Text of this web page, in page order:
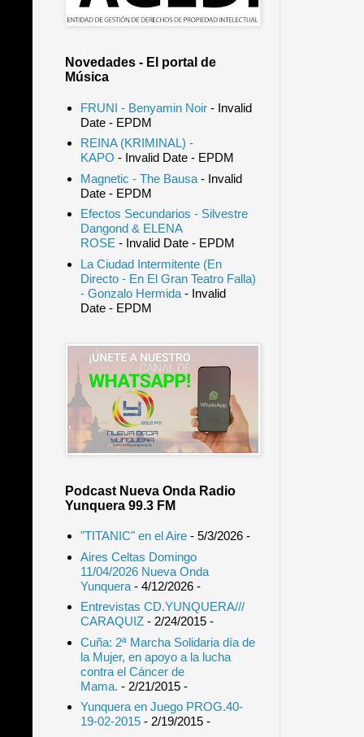
Novedades - El portal de
Música
FRUNI - Benyamin Noir- Invalid
Date- EPDM
REINA (KRIMINAL) -
KAPO - Invalid Date- EPDM
Magnetic - The Bausa- Invalid
Date- EPDM
Efectos Secundarios - Silvestre
Dangond & ELENA
ROSE - Invalid Date- EPDM
La Ciudad Intermitente (En
Directo - En El Gran Teatro Falla)
- Gonzalo Hermida- Invalid
Date- EPDM
Podcast Nueva Onda Radio
Yunquera 99.3 FM
"TITANIC" en el Aire- 5/3/2026-
Aires Celtas Domingo
11/04/2026 Nueva Onda
Yunquera- 4/12/2026-
Entrevistas CD.YUNQUERA///
CARAQUIZ- 2/24/2015-
Cuña: 2ª Marcha Solidaria día de
la Mujer, en apoyo a la lucha
contra el Cáncer de
Mama. - 2/21/2015-
Yunquera en Juego PROG.40-
19-02-2015- 2/19/2015-